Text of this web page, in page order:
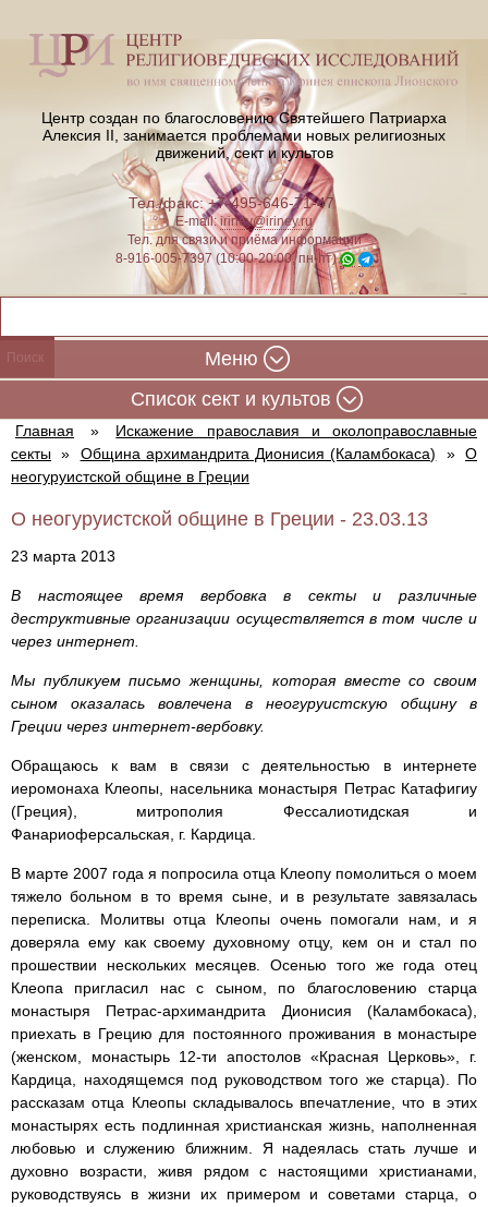
Центр создан по благословению Святейшего Патриарха
Алексия II, занимается проблемами новых религиозных
движений, сект и культов
Тел./факс: +7-495-646-71-47
E-mail:iriney@iriney.ru
Тел. для связи и приёма информации
8-916-005-7397 (10:00-20:00, пн-пт)
Меню
Cписок сект и культов
Главная »
Искажение православия и околоправославные
секты » Община архимандрита Дионисия (Каламбокаса) » О
неогуруистской общине в Греции
О неогуруистской общине в Греции - 23.03.13
23 марта 2013
В настоящее время вербовка в секты и различные
деструктивные организации осуществляется в том числе и
через интернет.
Мы публикуем письмо женщины, которая вместе со своим
сыном оказалась вовлечена в неогуруистскую общину в
Греции через интернет-вербовку.
Обращаюсь к вам в связи с деятельностью в интернете
иеромонаха Клеопы, насельника монастыря Петрас Катафигиу
(Греция), митрополия Фессалиотидская и
Фанариоферсальская, г. Кардица.
В марте 2007 года я попросила отца Клеопу помолиться о моем
тяжело больном в то время сыне, и в результате завязалась
переписка. Молитвы отца Клеопы очень помогали нам, и я
доверяла ему как своему духовному отцу, кем он и стал по
прошествии нескольких месяцев. Осенью того же года отец
Клеопа пригласил нас с сыном, по благословению старца
монастыря Петрас-архимандрита Дионисия (Каламбокаса),
приехать в Грецию для постоянного проживания в монастыре
(женском, монастырь 12-ти апостолов «Красная Церковь», г.
Кардица, находящемся под руководством того же старца). По
рассказам отца Клеопы складывалось впечатление, что в этих
монастырях есть подлинная христианская жизнь, наполненная
любовью и служению ближним. Я надеялась стать лучше и
духовно возрасти, живя рядом с настоящими христианами,
руководствуясь в жизни их примером и советами старца, о